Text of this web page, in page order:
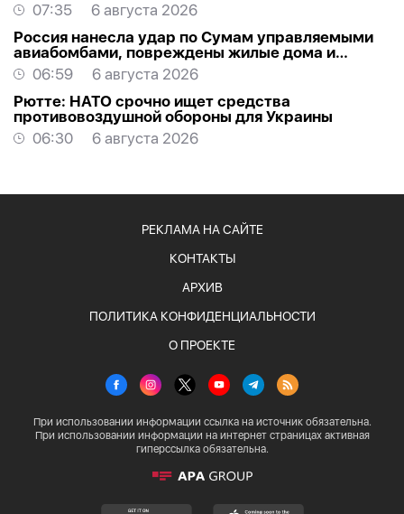
07:35
6 августа 2026
Россия нанесла удар по Сумам управляемыми
авиабомбами, повреждены жилые дома и
торговый центр
06:59
6 августа 2026
Рютте: НАТО срочно ищет средства
противовоздушной обороны для Украины
06:30
6 августа 2026
РЕКЛАМА НА САЙТЕ
КОНТАКТЫ
АРХИВ
ПОЛИТИКА КОНФИДЕНЦИАЛЬНОСТИ
О ПРОЕКТЕ
При использовании информации ссылка на источник обязательна.
При использовании информации на интернет страницах активная
гиперссылка обязательна.